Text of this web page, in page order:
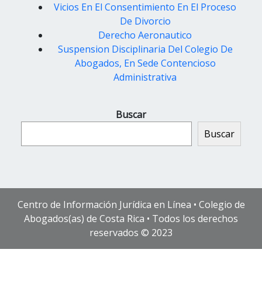
Vicios En El Consentimiento En El Proceso
De Divorcio
Derecho Aeronautico
Suspension Disciplinaria Del Colegio De
Abogados, En Sede Contencioso
Administrativa
Buscar
Buscar
Centro de Información Jurídica en Línea • Colegio de
Abogados(as) de Costa Rica • Todos los derechos
reservados © 2023